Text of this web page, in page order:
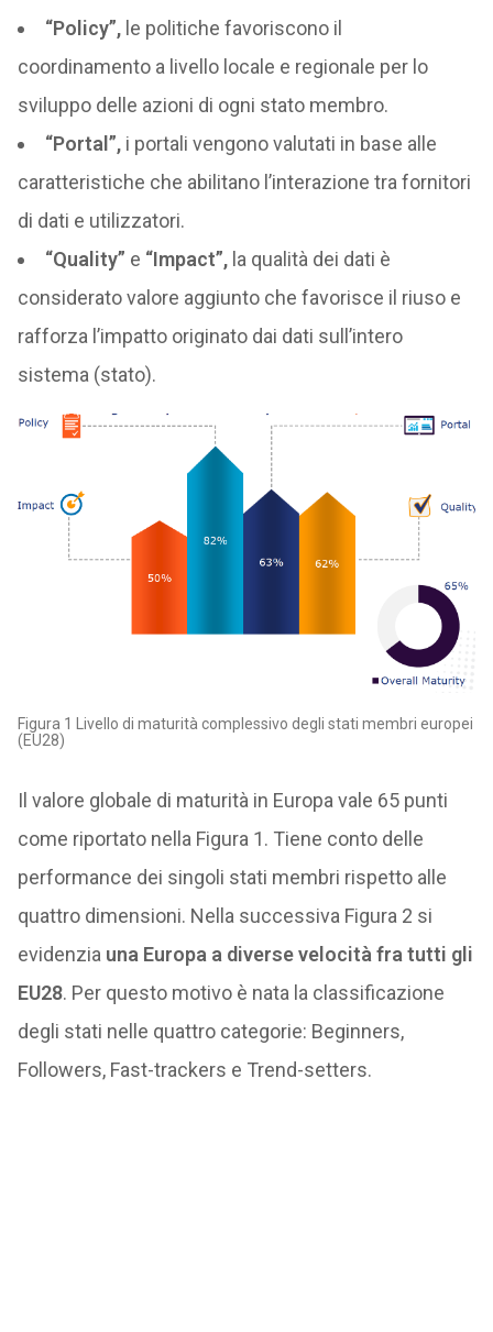
“Policy”,le politiche favoriscono il
coordinamento a livello locale e regionale per lo
sviluppo delle azioni di ogni stato membro.
“Portal”,i portali vengono valutati in base alle
caratteristiche che abilitano l’interazione tra fornitori
di dati e utilizzatori.
“Quality” e “Impact”,la qualità dei dati è
considerato valore aggiunto che favorisce il riuso e
rafforza l’impatto originato dai dati sull’intero
sistema (stato).
Figura 1 Livello di maturità complessivo degli stati membri europei
(EU28)
Il valore globale di maturità in Europa vale 65 punti
come riportato nella Figura 1. Tiene conto delle
performance dei singoli stati membri rispetto alle
quattro dimensioni. Nella successiva Figura 2 si
evidenzia una Europa a diverse velocità fra tutti gli
EU28. Per questo motivo è nata la classificazione
degli stati nelle quattro categorie: Beginners,
Followers, Fast-trackers e Trend-setters.